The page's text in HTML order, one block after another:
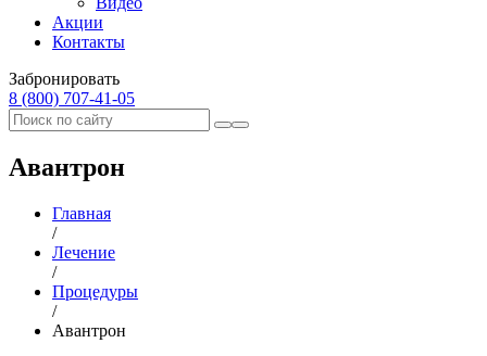
Акции
Контакты
Забронировать
8 (800) 707‑41‑05
Авантрон
Главная
/
Лечение
/
Процедуры
/
Авантрон